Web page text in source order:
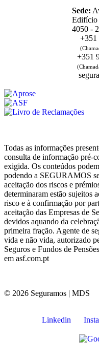
Sede:
Edifício
4050 -
+351
+351
Todas as informações
consulta de informação pré-
exigida. Os conteúdos
podendo a SEGURAMOS
aceitação dos riscos e
determinaram estão sujeitos
risco e à confirmação por
aceitação das Empresas de
devidos aquando da
primeira fração. Agente de
vida e não vida, autorizado
Seguros e Fundos de
em asf.com.pt
© 2026 Seguramos | MDS
Linkedin